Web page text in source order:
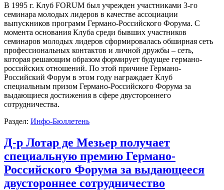
В 1995 г. Клуб FORUM был учрежден участниками 3-го
семинара молодых лидеров в качестве ассоциации
выпускников программ Германо-Российского Форума. С
момента основания Клуба среди бывших участников
семинаров молодых лидеров сформировалась обширная сеть
профессиональных контактов и личной дружбы – сеть,
которая решающим образом формирует будущее германо-
российских отношений. По этой причине Германо-
Российский Форум в этом году награждает Клуб
специальным призом Германо-Российского Форума за
выдающиеся достижения в сфере двустороннего
сотрудничества.
Раздел: Инфо-Бюллетень
Д-р Лотар де Мезьер получает
специальную премию Германо-
Российского Форума за выдающееся
двустороннее сотрудничество